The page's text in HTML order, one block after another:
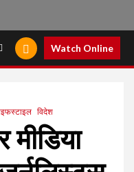
Watch Online
विदेश
मीडिया